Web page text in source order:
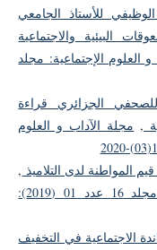
الوظيفي للأستاذ الجامعي
البيئية والاجتماعية
العلوم الإجتماعية: مجلد
للصحفي الجزائري قراءة
, مجلة الآداب و العلوم
المواطنة لدى التلاميذ ,
مجلة الآداب و العلوم الإجتماعية: مجلد 16 عدد 01 (2019):
الاجتماعية في التخفيف